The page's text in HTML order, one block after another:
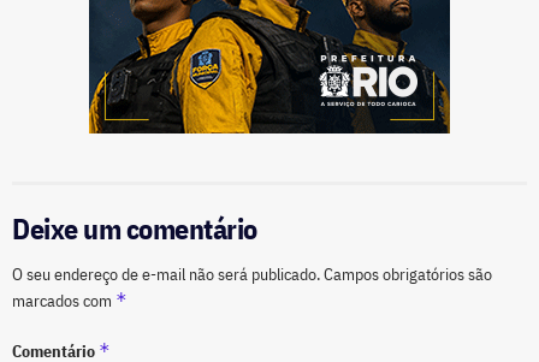
Deixe um comentário
O seu endereço de e-mail não será publicado.Campos obrigatórios são
marcados com *
Comentário *